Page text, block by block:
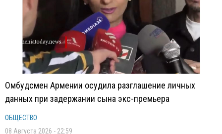
Омбудсмен Армении осудила разглашение личных
данных при задержании сына экс-премьера
ОБЩЕСТВО
08 Августа 2026 - 22:59